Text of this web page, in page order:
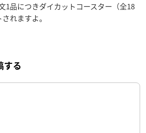
1品につきダイカットコースター（全18
れますよ。
する